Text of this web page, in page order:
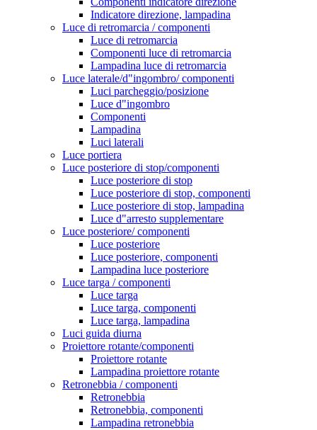
Indicatore direzione, lampadina
Luce di retromarcia / componenti
Luce di retromarcia
Componenti luce di retromarcia
Lampadina luce di retromarcia
Luce laterale/d"ingombro/ componenti
Luci parcheggio/posizione
Luce d"ingombro
Componenti
Lampadina
Luci laterali
Luce portiera
Luce posteriore di stop/componenti
Luce posteriore di stop
Luce posteriore di stop, componenti
Luce posteriore di stop, lampadina
Luce d"arresto supplementare
Luce posteriore/ componenti
Luce posteriore
Luce posteriore, componenti
Lampadina luce posteriore
Luce targa / componenti
Luce targa
Luce targa, componenti
Luce targa, lampadina
Luci guida diurna
Proiettore rotante/componenti
Proiettore rotante
Lampadina proiettore rotante
Retronebbia / componenti
Retronebbia
Retronebbia, componenti
Lampadina retronebbia